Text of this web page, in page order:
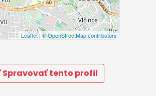
Leaflet|© OpenStreetMap contributors
Spravovať tento profil